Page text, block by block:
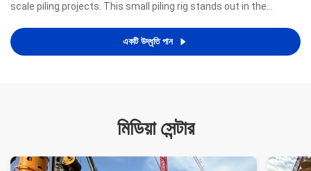
scale piling projects. This small piling rig stands out in the
power, efficiency, and portability, making it an ideal ...
একটি উদ্ধৃতি পান
মিডিয়া সেন্টার